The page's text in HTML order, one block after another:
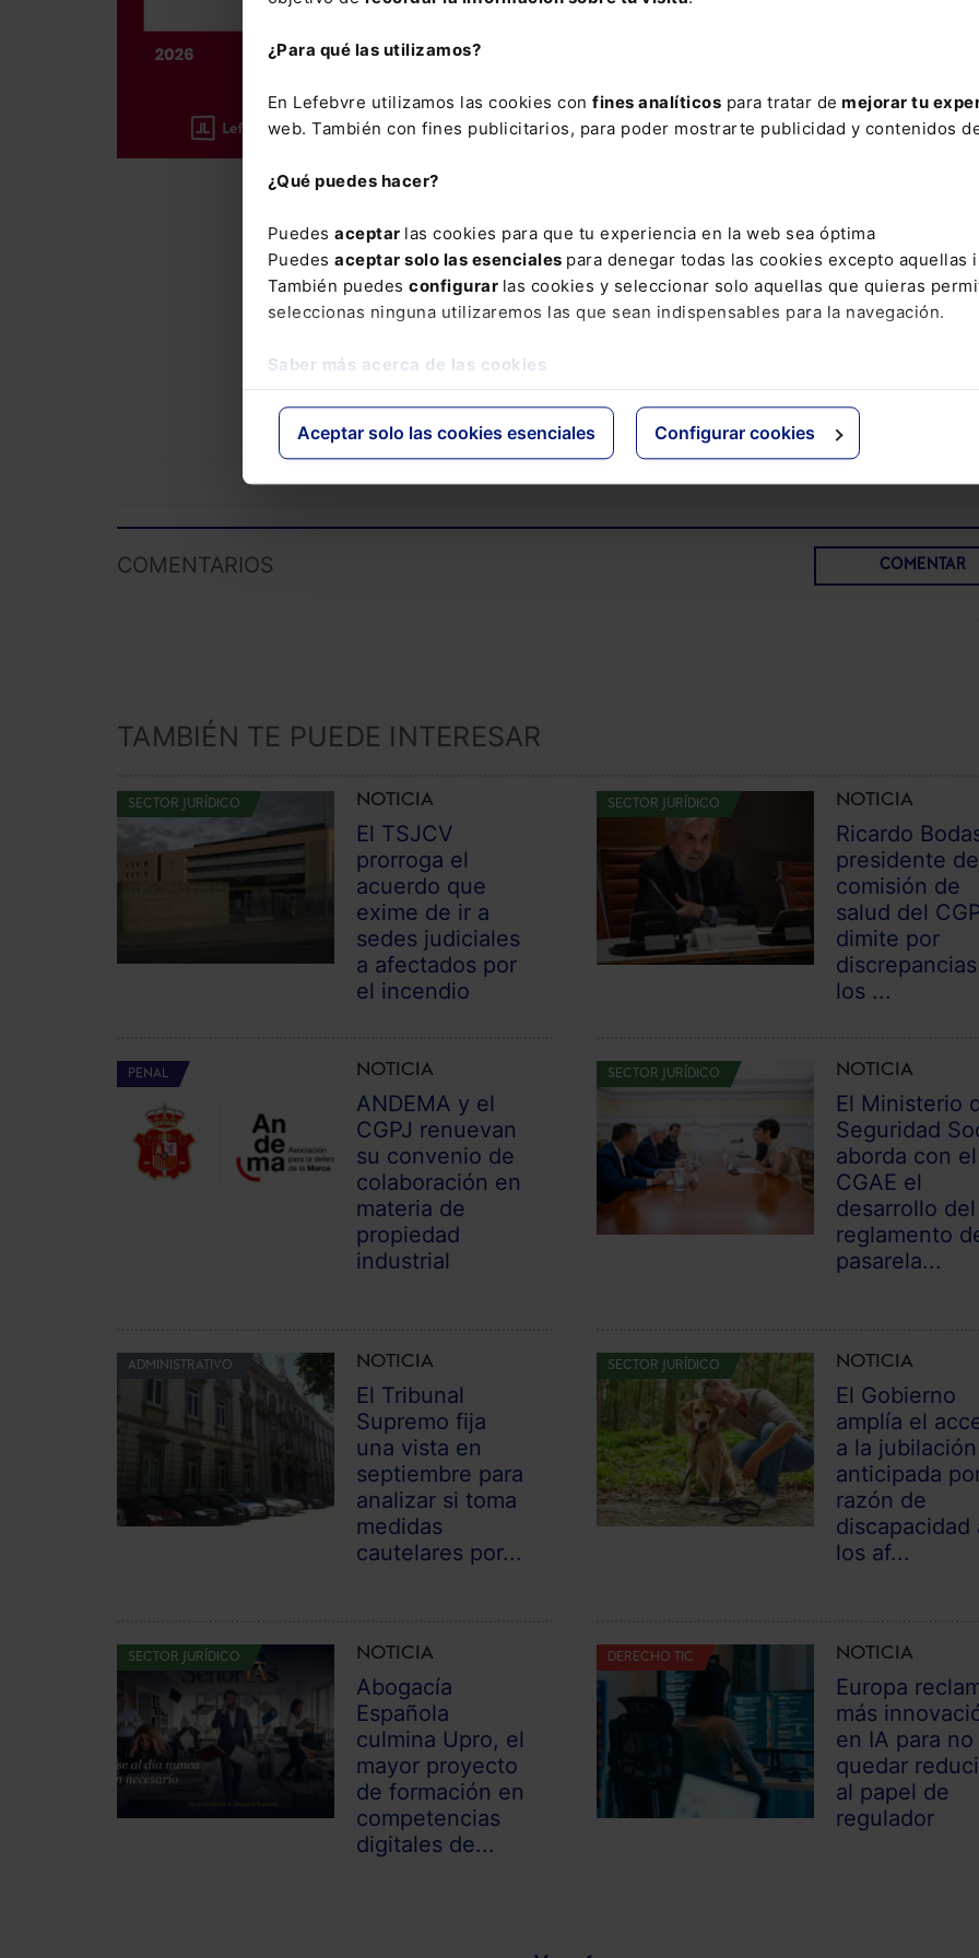
¿Para qué las utilizamos?
En Lefebvre utilizamos las cookies con fines analíticos para tratar de mejorar tu
web. También con fines publicitarios, para poder mostrarte publicidad y contenidos
¿Qué puedes hacer?
Puedes aceptar las cookies para que tu experiencia en la web sea óptima
Puedes aceptar solo las esenciales para denegar todas las cookies excepto aquellas
También puedes configurar las cookies y seleccionar solo aquellas que quieras
seleccionas ninguna utilizaremos las que sean indispensables para la navegación.
Saber más acerca de las cookies
Aceptar solo las cookies esenciales Configurar cookies
año , así como la jurisprudencia y doctrina más relevante con más de
37.500 citas.
La suscripción al Memento Social incluye: . El servicio “
del Memento ha sido modificado. . Un servicio de
alerta vía e-mail
novedades que se vayan produciendo cada semana.
El Memento Social lo tienes disponible también en el siguientePack
Laboral y de Seguridad Social:
COMENTARIOS COMENTAR
TAMBIÉN TE PUEDE INTERESAR
SECTOR JURÍDICO NOTICIA
El TSJCV
prorroga el
acuerdo que
exime de ir a
sedes judiciales
a afectados por
el incendio
SECTOR JURÍDICO NOTICIA
Ricardo
presidente
comisión de
salud del
dimite por
los ...
PENAL NOTICIA
ANDEMA y el
CGPJ renuevan
su convenio de
colaboración en
materia de
propiedad
industrial
SECTOR JURÍDICO NOTICIA
El Ministerio
Seguridad
aborda con el
CGAE el
desarrollo del
reglamento
pasarela...
ADMINISTRATIVO NOTICIA
El Tribunal
Supremo fija
una vista en
septiembre para
analizar si toma
medidas
cautelares por...
SECTOR JURÍDICO NOTICIA
El Gobierno
amplía el
a la jubilación
anticipada
razón de
discapacidad
los af...
SECTOR JURÍDICO NOTICIA
Abogacía
Española
culmina Upro, el
mayor proyecto
de formación en
competencias
digitales de...
DERECHO TIC NOTICIA
Europa
más
en IA para no
quedar
al papel de
regulador